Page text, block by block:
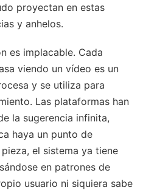
proyectan en estas
y anhelos.
es implacable. Cada
viendo un vídeo es un
y se utiliza para
Las plataformas han
la sugerencia infinita,
haya un punto de
el sistema ya tiene
en patrones de
usuario ni siquiera sabe